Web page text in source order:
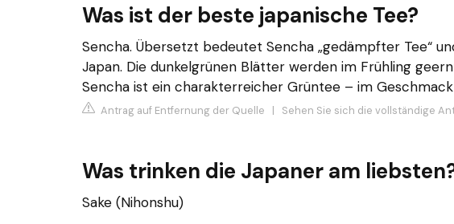
Was ist der beste japanische Tee?
Sencha. Übersetzt bedeutet Sencha „gedämpfter Tee“
Japan. Die dunkelgrünen Blätter werden im Frühling
Sencha ist ein charakterreicher Grüntee – im
Antrag auf Entfernung der Quelle | Sehen Sie sich die vollständige
Was trinken die Japaner am
Sake (Nihonshu)